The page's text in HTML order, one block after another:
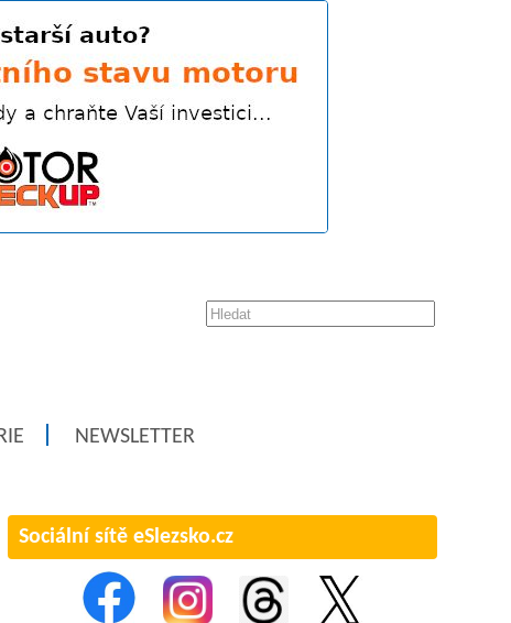
NEWSLETTER
Sociální sítě eSlezsko.cz